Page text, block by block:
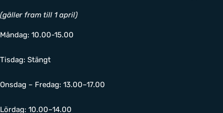
(gäller fram till 1 april)
Måndag: 10.00-15.00
Tisdag: Stängt
Onsdag – Fredag: 13.00–17.00
Lördag: 10.00–14.00